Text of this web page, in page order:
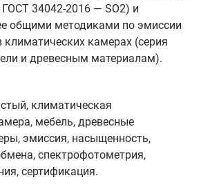
34042-2016 — SO2) и
общими методиками по эмиссии
камерах (серия
и древесным материалам).
климатическая
мебель, древесные
эмиссия, насыщенность,
спектрофотометрия,
сертификация.